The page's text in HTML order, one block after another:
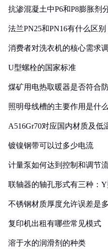
抗渗混凝土中P6和P8膨胀剂
法兰PN25和PN16有什么区别
消费者对洗衣机的核心需求
U型螺栓的国家标准
煤矿用电热取暖器是否符合
照明母线槽的主要作用是什么
A516Gr70对应国内材质及低
镀镍钢带可以过多少电流
计量泵如何达到控制和调节
联轴器的轴孔形式有三种：
不锈钢材质厚度允许误差是
复印机出租有哪些常见模式
溶于水的润滑剂的种类